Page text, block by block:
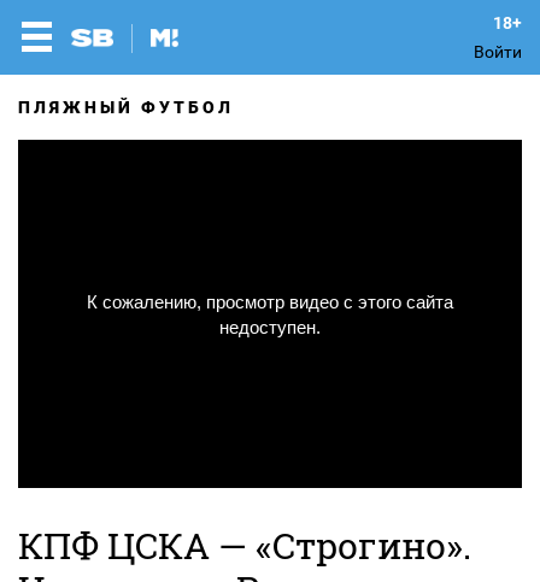
Войти
ПЛЯЖНЫЙ ФУТБОЛ
КПФ ЦСКА — «Строгино».